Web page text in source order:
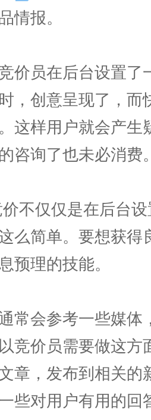
情报。
价员在后台设置
，创意呈现了，而
这样用户就会产生
咨询了也未必消费
价不仅仅是在后台
么简单。要想获
预理的技能。
常会参考一些媒体
竞价员需要做这方
章，发布到相关的
些对用户有用的